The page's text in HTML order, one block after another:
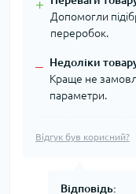
Допомогли
переробок.
– Недоліки
Краще не
параметри.
Відгук був корисний?
Відповідь: